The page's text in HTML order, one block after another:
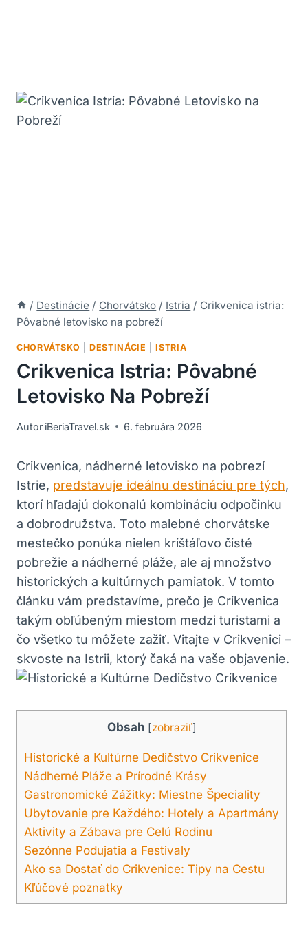
/ Destinácie / Chorvátsko / Istria / Crikvenica istria:
Pôvabné letovisko na pobreží
CHORVÁTSKO |DESTINÁCIE |ISTRIA
Crikvenica Istria: Pôvabné
Letovisko Na Pobreží
Autor iBeriaTravel.sk 6. februára 2026
Crikvenica, nádherné letovisko na pobrezí
Istrie, predstavuje ideálnu destináciu pre tých,
ktorí hľadajú dokonalú kombináciu odpočinku
a dobrodružstva. Toto malebné chorvátske
mestečko ponúka nielen krištáľovo čisté
pobrežie a nádherné pláže, ale aj množstvo
historických a kultúrnych pamiatok. V tomto
článku vám predstavíme, prečo je Crikvenica
takým obľúbeným miestom medzi turistami a
čo všetko tu môžete zažiť. Vitajte v Crikvenici –
skvoste na Istrii, ktorý čaká na vaše objavenie.
Obsah [zobraziť]
Historické a Kultúrne Dedičstvo Crikvenice
Nádherné Pláže a Prírodné Krásy
Gastronomické Zážitky: Miestne Špeciality
Ubytovanie pre Každého: Hotely a Apartmány
Aktivity a Zábava pre Celú Rodinu
Sezónne Podujatia a Festivaly
Ako sa Dostať do Crikvenice: Tipy na Cestu
Kľúčové poznatky